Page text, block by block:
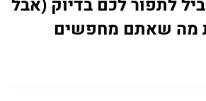
לתפור לכם בדיוק (אבל
מה שאתם מחפשים